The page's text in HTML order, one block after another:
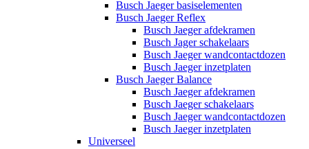
Busch Jaeger basiselementen
Busch Jaeger Reflex
Busch Jaeger afdekramen
Busch Jager schakelaars
Busch Jaeger wandcontactdozen
Busch Jaeger inzetplaten
Busch Jaeger Balance
Busch Jaeger afdekramen
Busch Jaeger schakelaars
Busch Jaeger wandcontactdozen
Busch Jaeger inzetplaten
Universeel